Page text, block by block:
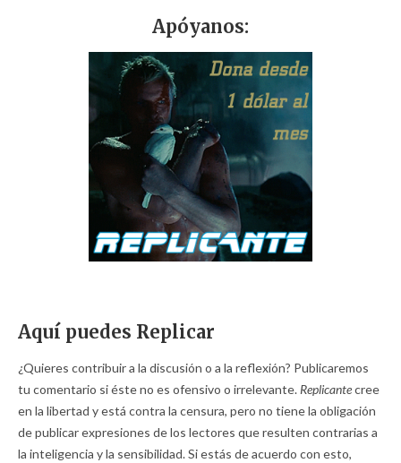
Apóyanos:
Aquí puedes Replicar
¿Quieres contribuir a la discusión o a la reflexión? Publicaremos
tu comentario si éste no es ofensivo o irrelevante. Replicantecree
en la libertad y está contra la censura, pero no tiene la obligación
de publicar expresiones de los lectores que resulten contrarias a
la inteligencia y la sensibilidad. Si estás de acuerdo con esto,